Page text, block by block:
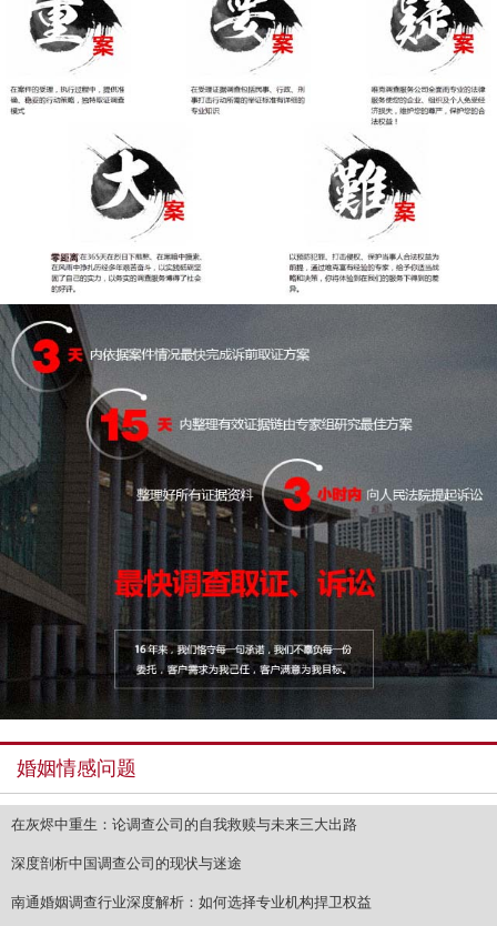
婚姻情感问题
在灰烬中重生：论调查公司的自我救赎与未来三大出路
深度剖析中国调查公司的现状与迷途
南通婚姻调查行业深度解析：如何选择专业机构捍卫权益